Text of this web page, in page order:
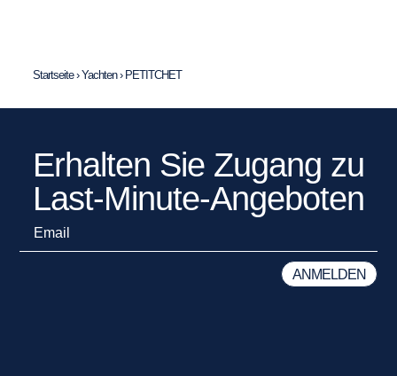
Startseite›Yachten› PETITCHET
Erhalten Sie Zugang zu
Last-Minute-Angeboten